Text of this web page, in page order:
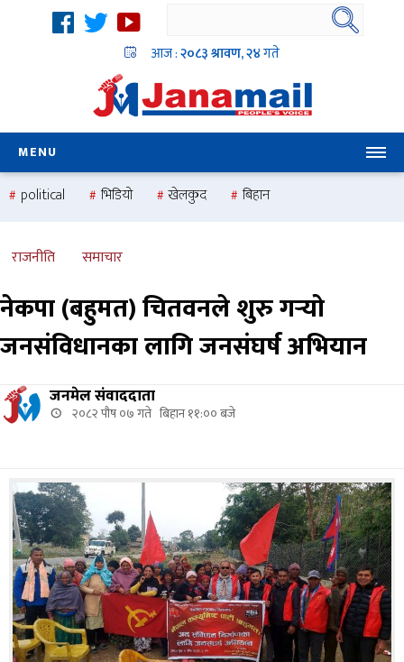
आज :२०८३ श्रावण, २४गते
MENU
political भिडियो खेलकुद
बिहान
national
health
राजनीति समाचार
नेकपा (बहुमत) चितवनले शुरु गर्‍यो
जनसंविधानका लागि जनसंघर्ष अभियान
जनमेल संवाददाता
२०८२ पौष ०७ गते बिहान ११:०० बजे